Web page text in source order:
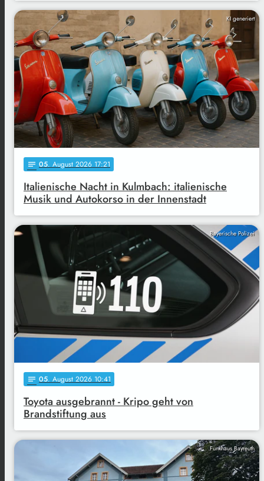
KI generiert
notes 05. August 2026 17:21
Italienische Nacht in Kulmbach: italienische
Musik und Autokorso in der Innenstadt
Bayerische Polizei
notes 05. August 2026 10:41
Toyota ausgebrannt - Kripo geht von
Brandstiftung aus
Funkhaus Bayreuth